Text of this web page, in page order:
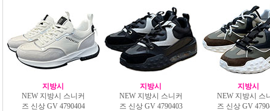
지방시
NEW 지방시 스니커
즈 신상 GV 4790404
지방시
NEW 지방시 스니커
즈 신상 GV 4790403
지방시
NEW 지방시 스
즈 신상 GV